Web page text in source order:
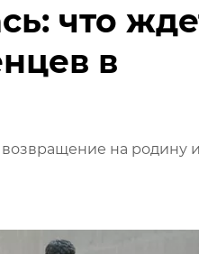
что
в
на родину